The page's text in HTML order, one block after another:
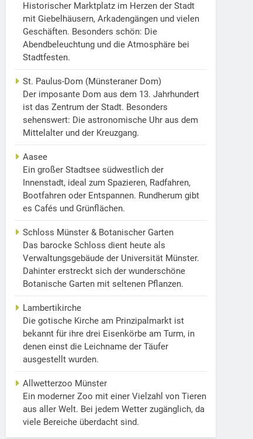
Historischer Marktplatz im Herzen der Stadt
mit Giebelhäusern, Arkadengängen und vielen
Geschäften. Besonders schön: Die
Abendbeleuchtung und die Atmosphäre bei
Stadtfesten.
St. Paulus-Dom (Münsteraner Dom)
Der imposante Dom aus dem 13. Jahrhundert
ist das Zentrum der Stadt. Besonders
sehenswert: Die astronomische Uhr aus dem
Mittelalter und der Kreuzgang.
Aasee
Ein großer Stadtsee südwestlich der
Innenstadt, ideal zum Spazieren, Radfahren,
Bootfahren oder Entspannen. Rundherum gibt
es Cafés und Grünflächen.
Schloss Münster & Botanischer Garten
Das barocke Schloss dient heute als
Verwaltungsgebäude der Universität Münster.
Dahinter erstreckt sich der wunderschöne
Botanische Garten mit seltenen Pflanzen.
Lambertikirche
Die gotische Kirche am Prinzipalmarkt ist
bekannt für ihre drei Eisenkörbe am Turm, in
denen einst die Leichname der Täufer
ausgestellt wurden.
Allwetterzoo Münster
Ein moderner Zoo mit einer Vielzahl von Tieren
aus aller Welt. Bei jedem Wetter zugänglich, da
viele Bereiche überdacht sind.